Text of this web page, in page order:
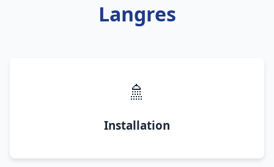
Langres
🚿
Installation